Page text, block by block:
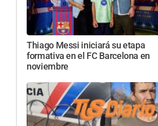
Thiago Messi iniciará su etapa
formativa en el FC Barcelona en
noviembre